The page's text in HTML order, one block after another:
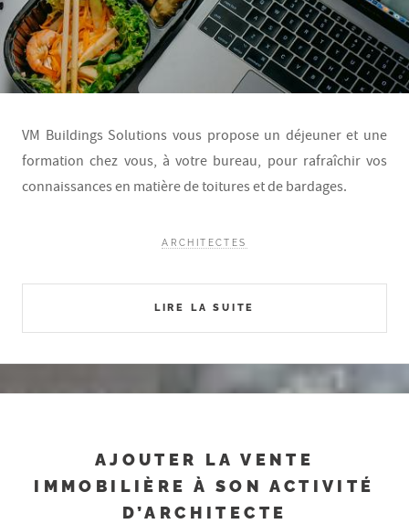
VM Buildings Solutions vous propose un déjeuner et une
formation chez vous, à votre bureau, pour rafraîchir vos
connaissances en matière de toitures et de bardages.
LIRE LA SUITE
ARCHITECTES
AJOUTER LA VENTE
IMMOBILIÈRE À SON ACTIVITÉ
D’ARCHITECTE